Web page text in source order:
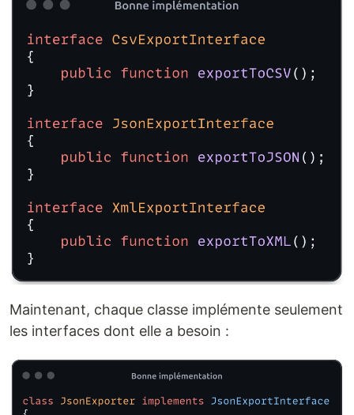
Maintenant, chaque classe implémente seulement
les interfaces dont elle a besoin :